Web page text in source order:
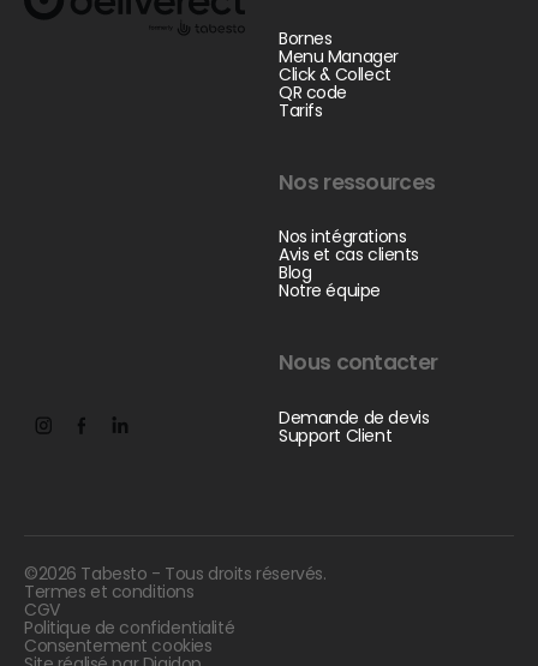
Bornes
Menu Manager
Click & Collect
QR code
Tarifs
Nos ressources
Nos intégrations
Avis et cas clients
Blog
Notre équipe
Nous contacter
Demande de devis
Support Client
©2026 Tabesto - Tous droits réservés.
Termes et conditions
CGV
Politique de confidentialité
Consentement cookies